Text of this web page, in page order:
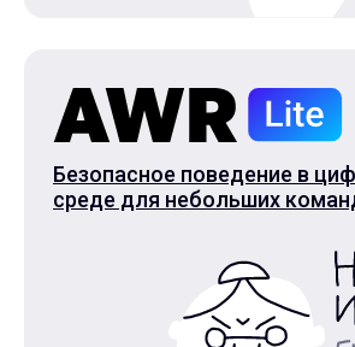
Безопасное поведение в
среде для небольших